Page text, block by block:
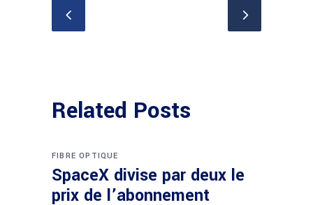
Related Posts
FIBRE OPTIQUE
SpaceX divise par deux le
prix de l’abonnement